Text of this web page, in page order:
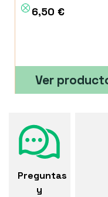
6,50 €
Ver
Preguntas
y